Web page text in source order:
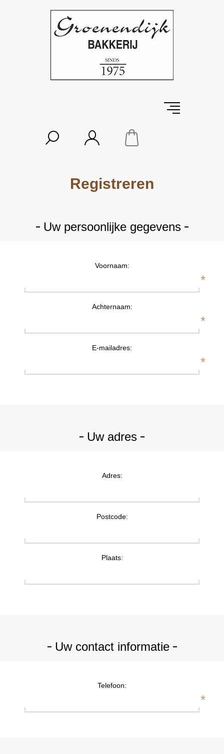
Registreren
Uw persoonlijke gegevens
Voornaam:
*
Achternaam:
*
E-mailadres:
*
Uw adres
Adres:
Postcode:
Plaats:
Uw contact informatie
Telefoon:
*